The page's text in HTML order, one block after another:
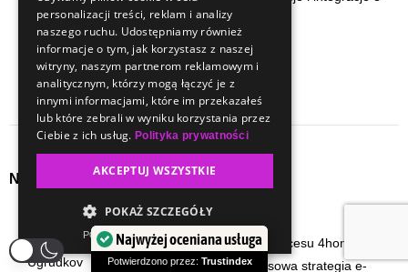
premium
seo content total
commerce
Najpopularniejsze realizacje
Stworzyliśmy stronę
internetową dla Apartamentów
Ugrudkov
Sekrety sukcesu 4homexpert:
kompleksowa strategia e-
Najwyżej oceniana usługa
Potwierdzono przez: Trustindex
personalizacji treści, reklam i analizy
naszego ruchu. Udostępniamy również
informacje o tym, jak korzystasz z naszej
witryny, naszym partnerom reklamowym i
analitycznym, którzy mogą łączyć je z
innymi informacjami, które im przekazałeś
lub które zebrali w wyniku korzystania przez
Ciebie z ich usług.Polityka prywatności
AKCEPTUJ WSZYSTKIE
POKAŻ SZCZEGÓŁY
POWERED BY COOKIESCRIPT